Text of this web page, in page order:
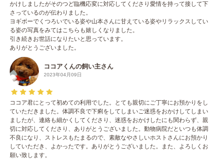
かけしましたがそのつど臨機応変に対応してくださり愛情を持って接して下
さっているのが伝わりました。
ヨギボーでくつろいでいる姿や山本さんに甘えている姿やリラックスしてい
る姿の写真をみてはこちらも嬉しくなりました。
引き続きお世話になりたいと思っています。
ありがとうございました。
ココアくんの飼い主さん
2023年04月09日
ココア君にとって初めての利用でした。とても親切にご丁寧にお預かりをし
ていただきました。体調不良で下痢をしてしまいご迷惑をおかけしてしまい
ましたが、連絡も細かくしてくださり、迷惑をおかけしたにも関わらず、親
切に対応してくださり、ありがとうございました。動物病院だといつも体調
不良になり、ストレスもたまるので、素敵なやさしいホストさんにお預かり
していただき、よかったです。ありがとうございました。また、よろしくお
願い致します。